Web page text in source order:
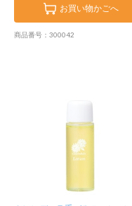
お買い物かごへ
商品番号：300042